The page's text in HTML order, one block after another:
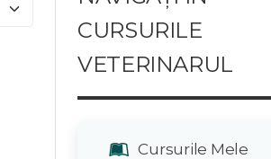
CURSURILE
VETERINARUL
Cursurile Mele